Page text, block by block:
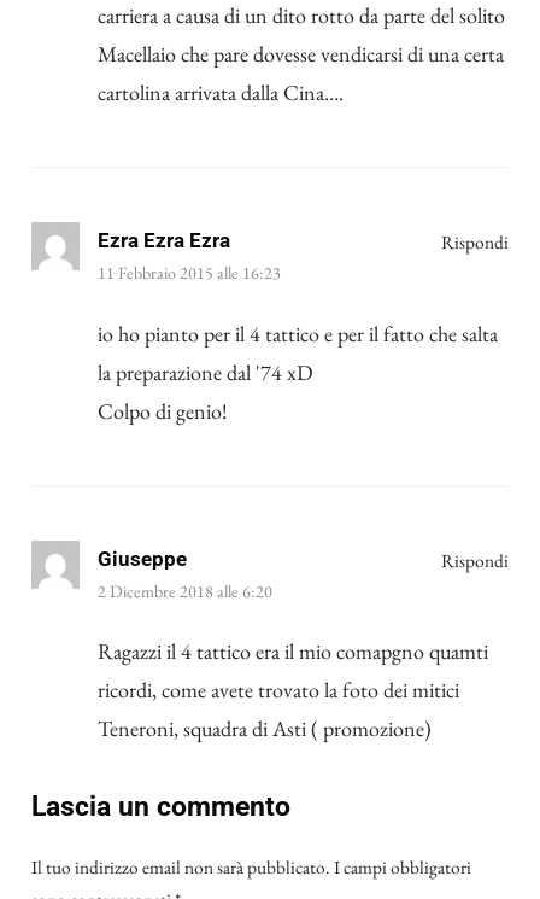
carriera a causa di un dito rotto da parte del solito
Macellaio che pare dovesse vendicarsi di una certa
cartolina arrivata dalla Cina….
Ezra Ezra Ezra
11 Febbraio 2015 alle 16:23
io ho pianto per il 4 tattico e per il fatto che salta
la preparazione dal '74 xD
Colpo di genio!
Rispondi
Giuseppe
2 Dicembre 2018 alle 6:20
Ragazzi il 4 tattico era il mio comapgno quamti
ricordi, come avete trovato la foto dei mitici
Teneroni, squadra di Asti ( promozione)
Rispondi
Lascia un commento
Il tuo indirizzo email non sarà pubblicato.I campi obbligatori